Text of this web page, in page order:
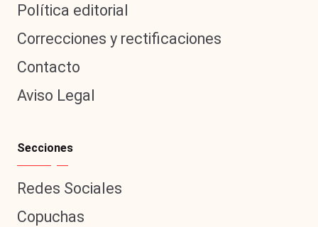
Política editorial
Correcciones y rectificaciones
Contacto
Aviso Legal
Secciones
Redes Sociales
Copuchas